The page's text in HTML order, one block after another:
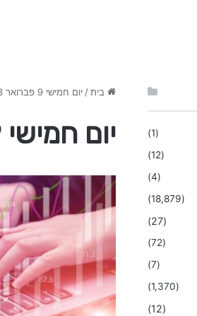
בית / יום חמישי 9 פברואר 2023 חדשות עסקים
יום חמישי 9 פברואר 2023 חדשות עסקים
(1)
(12)
(4)
(18,879)
(27)
(72)
(7)
(1,370)
(12)